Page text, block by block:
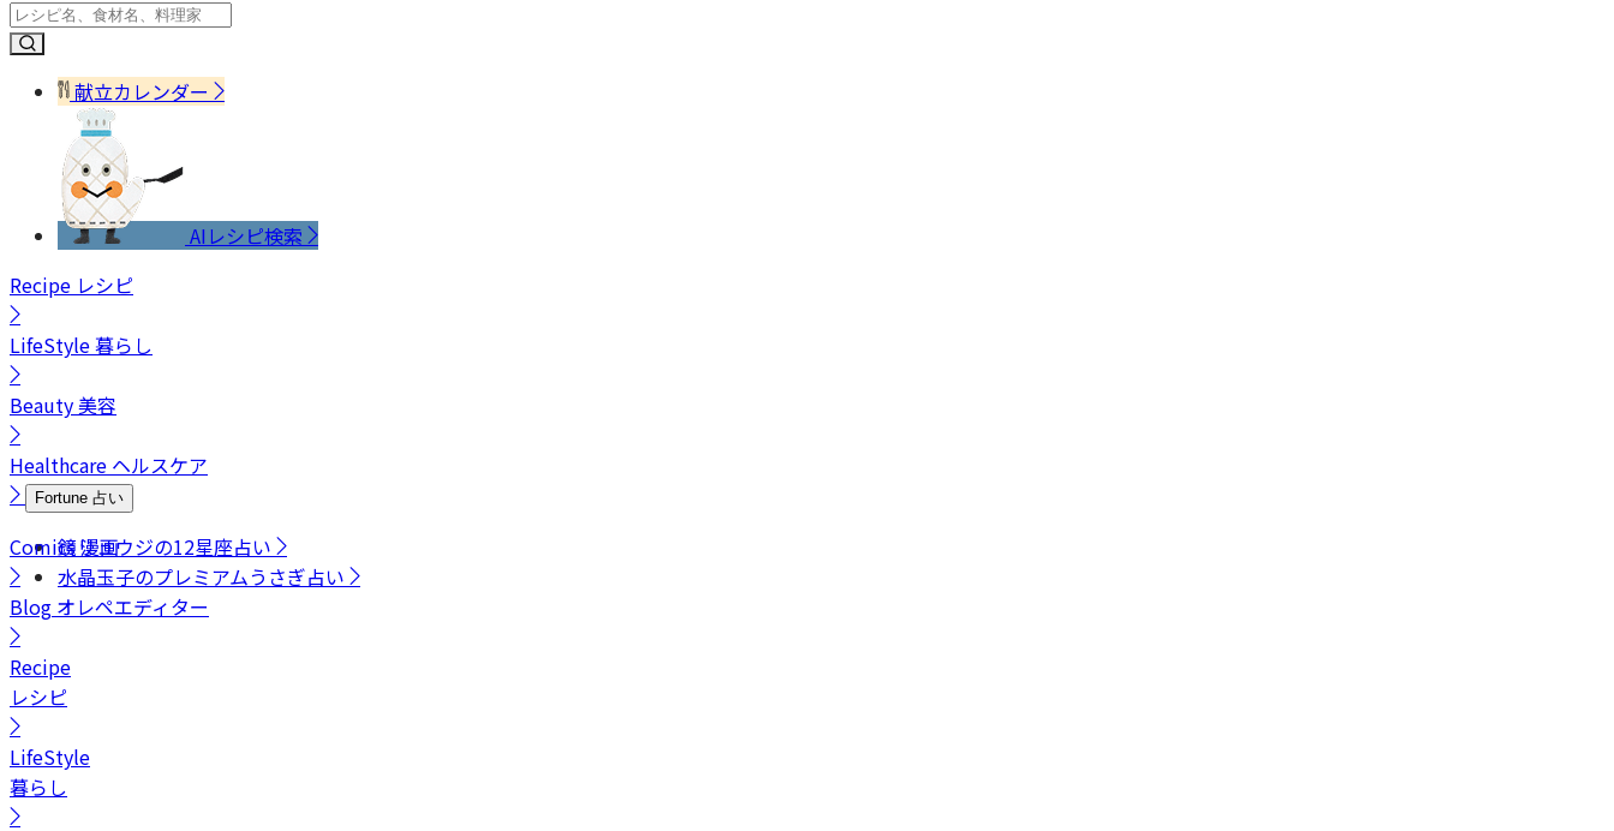
献立カレンダー
AIレシピ検索
Recipe レシピ
LifeStyle暮らし
Beauty美容
Healthcare ヘルスケア
Fortune 占い
鏡リュウジの12星座占い
水晶玉子のプレミアムうさぎ占い
Comics漫画
Blog オレペエディター
Recipe
レシピ
LifeStyle
暮らし